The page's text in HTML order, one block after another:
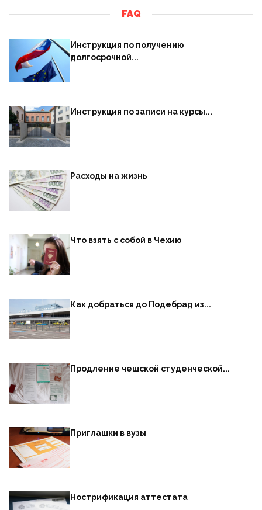
FAQ
Инструкция по получению
долгосрочной...
Инструкция по записи на курсы...
Расходы на жизнь
Что взять с собой в Чехию
Как добраться до Подебрад из...
Продление чешской студенческой...
Приглашки в вузы
Нострификация аттестата